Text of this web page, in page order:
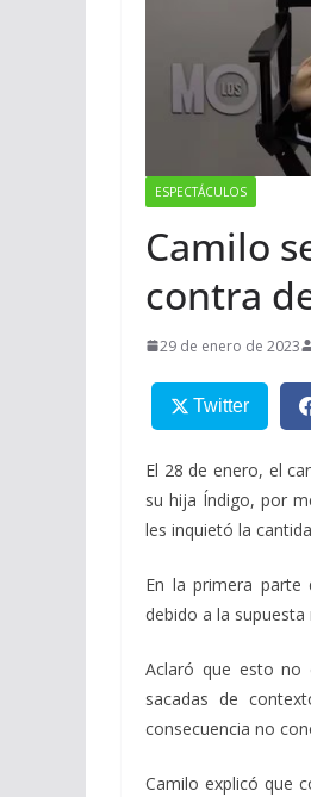
ESPECTÁCULOS
Camilo
contra
29 de enero de 2023
Twitter
El 28 de enero, el
su hija Índigo, por
les inquietó la
En la primera parte
debido a la
Aclaró que esto no
sacadas de
consecuencia no
Camilo explicó que